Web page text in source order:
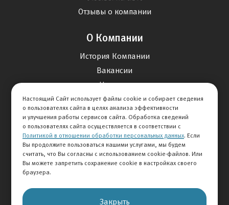
Отзывы о компании
О Компании
История Компании
Вакансии
Новости
Карта сайта
Контакты
+7 495 234-33-66
Настоящий Сайт использует файлы cookie и собирает сведения
о пользователях сайта в целях анализа эффективности
и улучшения работы сервисов сайта. Обработка сведений
о пользователях сайта осуществляется в соответствии с
Политикой в отношении обработки персональных данных. Если
Вы продолжите пользоваться нашими услугами, мы будем
считать, что Вы согласны с использованием cookie-файлов. Или
Вы можете запретить сохранение cookie в настройках своего
браузера.
Закрыть